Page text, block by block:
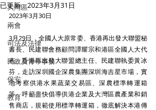
大灣區
兩會
司法及法律
民政及青年事務
保安
教育
已更新：2023年3月31日
2023年3月30日
3月29日，全國人大原常委、香港再出發大聯盟秘
書長、民建聯會務顧問譚耀宗和港區全國人大代
表、香港再出發大聯盟總主任、民建聯執委黃冰
芬，走訪深圳國企深農集團深圳海吉星市場，實
地考察供港水果蔬菜交易區、深農標準轉運箱
等，呼籲盡快倡導供港企業及大灣區農產業和銷
售商店，規範使用標準轉運箱，徹底解決本港傳